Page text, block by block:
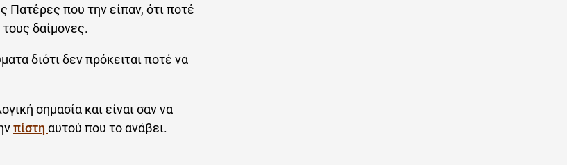
Πατέρες που την είπαν, ότι ποτέ
δαίμονες.
διότι δεν πρόκειται ποτέ να
σημασία και είναι σαν να
πίστη αυτού που το ανάβει.